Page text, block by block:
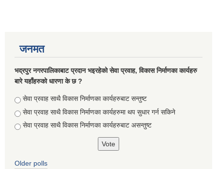
जनमत
भद्रपुर नगरपालिकाबाट प्रदान भइरहेको सेवा प्रवाह, विकास निर्माणका कार्यहरु
बारे यहाँहरुको धारणा के छ ?
Choices
सेवा प्रवाह साथै विकास निर्माणका कार्यहरुबाट सन्तुष्ट
सेवा प्रवाह साथै विकास निर्माणका कार्यहरुमा थप सुधार गर्न सकिने
सेवा प्रवाह साथै विकास निर्माणका कार्यहरुबाट असन्तुष्ट
Older polls